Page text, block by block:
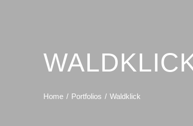
Home Portfolios Waldklick